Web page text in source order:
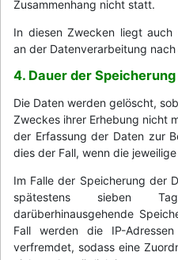
Zusammenhang nicht statt.
In diesen Zwecken liegt auch
an der Datenverarbeitung nach
4. Dauer der Speicherung
Die Daten werden gelöscht,
Zweckes ihrer Erhebung nicht
der Erfassung der Daten zur
dies der Fall, wenn die
Im Falle der Speicherung der
spätestens sieben
darüberhinausgehende
Fall werden die IP-
verfremdet, sodass eine